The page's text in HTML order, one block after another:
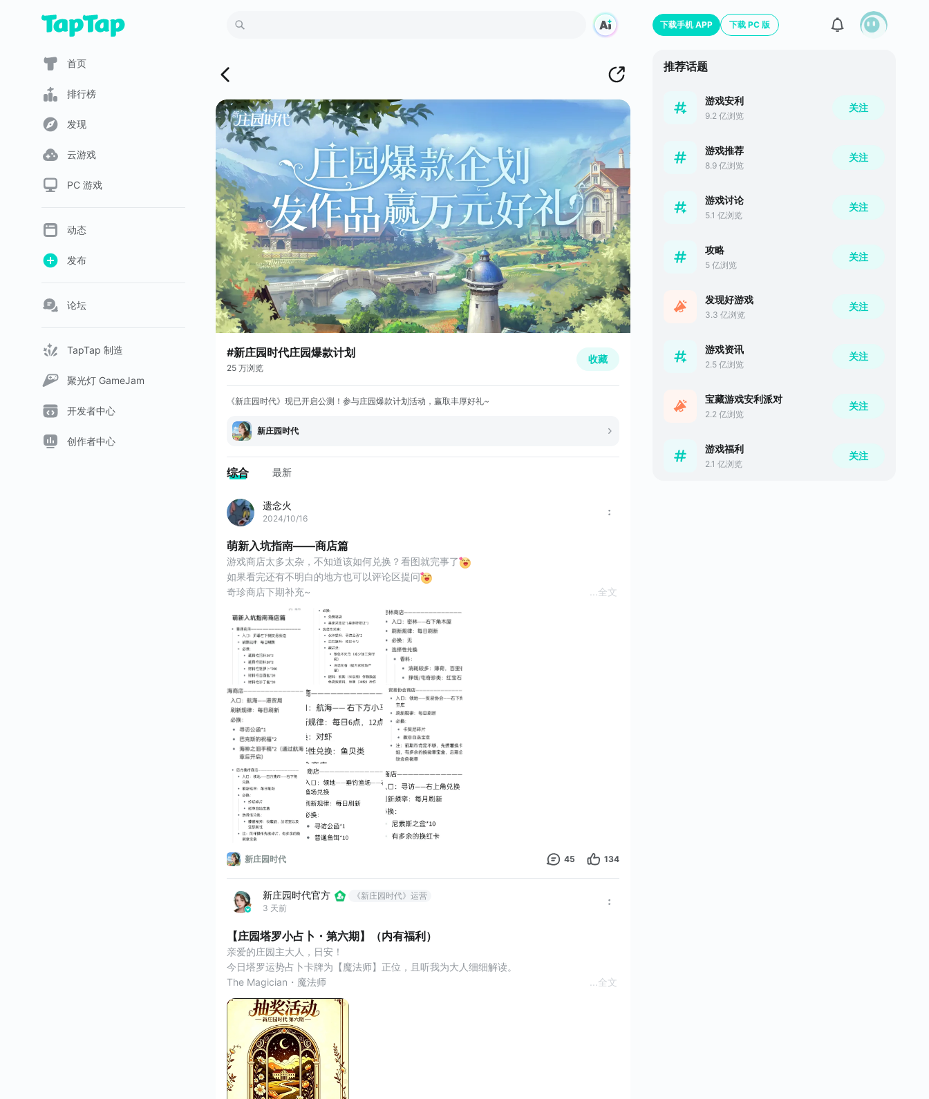
首页
排行榜
发现
云游戏
PC 游戏
动态
发布
论坛
TapTap 制造
聚光灯 GameJam
开发者中心
创作者中心
#新庄园时代庄园爆款计划
25 万浏览
收藏
《新庄园时代》现已开启公测！参与庄园爆款计划活动，赢取丰厚好礼~
新庄园时代
综合 最新
遗念火
2024/10/16
萌新入坑指南——商店篇
游戏商店太多太杂，不知道该如何兑换？看图就完事了
如果看完还有不明白的地方也可以评论区提问
奇珍商店下期补充~
#新庄园时代 #新庄园时代攻略 #新庄园时代庄园爆款计划
全文
新庄园时代 45 134
新庄园时代官方
《新庄园时代》运营
3 天前
【庄园塔罗小占卜・第六期】（内有福利）
亲爱的庄园主大人，日安！
今日塔罗运势占卜卡牌为【魔法师】正位，且听我为大人细细解读。
The Magician・魔法师
大阿尔卡纳牌｜数字：1
元素：风元素
行星：水星
宫位：核心关键字：潜能觉醒、万事齐备、创造契机、行动力、资源统筹、巧思变通、全新
开端、自信笃定、心愿落地、主动开拓。
牌面释义：
魔法师立于繁花之间，高举权杖联结天地，桌上摆放四元素信物，大地孕育花草生机。天地
全文
下载手机 APP 下载 PC 版
推荐话题
游戏安利
9.2 亿浏览
关注
游戏推荐
8.9 亿浏览
关注
游戏讨论
5.1 亿浏览
关注
攻略
5 亿浏览
关注
发现好游戏
3.3 亿浏览
关注
游戏资讯
2.5 亿浏览
关注
宝藏游戏安利派对
2.2 亿浏览
关注
游戏福利
2.1 亿浏览
关注